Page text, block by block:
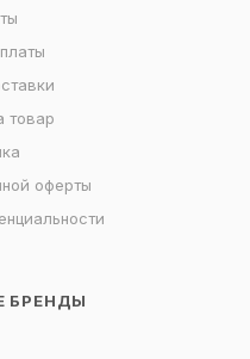
товар
оферты
БРЕНДЫ